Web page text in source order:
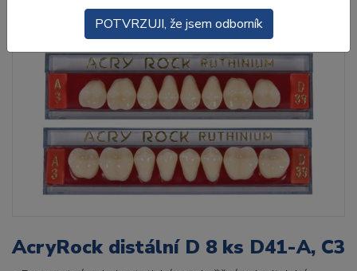
AcryRock distální D 8 ks D41-A, C3
POTVRZUJI, že jsem odborník